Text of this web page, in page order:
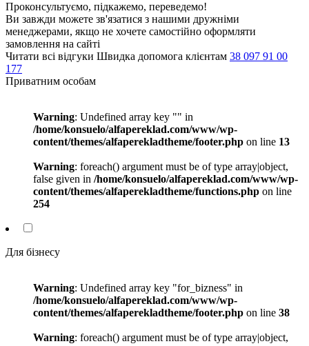
Проконсультуємо, підкажемо, переведемо!
Ви завжди можете зв'язатися з нашими дружніми
менеджерами, якщо не хочете самостійно оформляти
замовлення на сайті
Читати всі відгуки Швидка допомога клієнтам 38 097 91 00
177
Приватним особам
Warning: Undefined array key "" in
/home/konsuelo/alfapereklad.com/www/wp-
content/themes/alfaperekladtheme/footer.php on line 13
Warning: foreach() argument must be of type array|object,
false given in /home/konsuelo/alfapereklad.com/www/wp-
content/themes/alfaperekladtheme/functions.php on line
254
Для бізнесу
Warning: Undefined array key "for_bizness" in
/home/konsuelo/alfapereklad.com/www/wp-
content/themes/alfaperekladtheme/footer.php on line 38
Warning: foreach() argument must be of type array|object,